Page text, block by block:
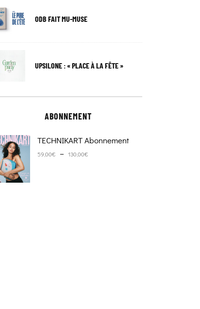
ODB FAIT MU-MUSE
UPSILONE : « PLACE À LA FÊTE »
ABONNEMENT
TECHNIKART Abonnement
59,00€ – 130,00€